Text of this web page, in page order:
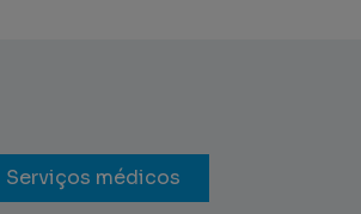
Serviços médicos